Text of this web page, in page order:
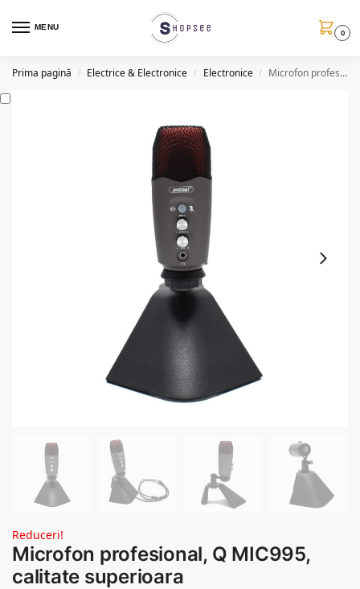
MENU
0
Prima pagină / Electrice & Electronice / Electronice / Microfon profesional, Q MIC995, calitate superioara
Reduceri!
Microfon profesional, Q MIC995,
calitate superioara